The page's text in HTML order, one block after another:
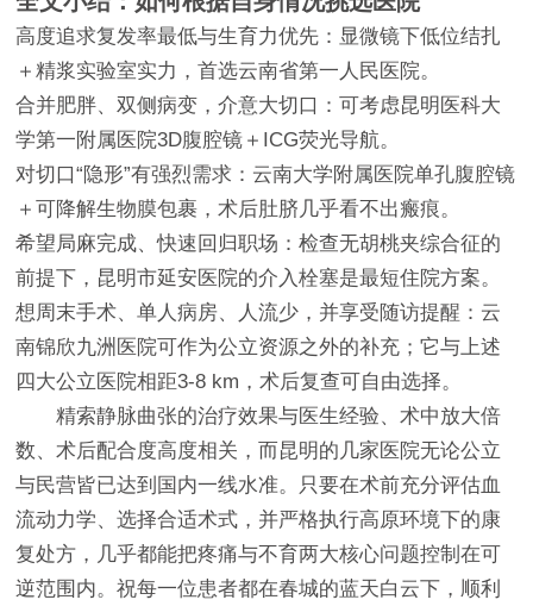
高度追求复发率最低与生育力优先：显微镜下低位结扎
＋精浆实验室实力，首选云南省第一人民医院。
合并肥胖、双侧病变，介意大切口：可考虑昆明医科大
学第一附属医院3D腹腔镜＋ICG荧光导航。
对切口“隐形”有强烈需求：云南大学附属医院单孔腹腔镜
＋可降解生物膜包裹，术后肚脐几乎看不出瘢痕。
希望局麻完成、快速回归职场：检查无胡桃夹综合征的
前提下，昆明市延安医院的介入栓塞是最短住院方案。
想周末手术、单人病房、人流少，并享受随访提醒：云
南锦欣九洲医院可作为公立资源之外的补充；它与上述
四大公立医院相距3-8 km，术后复查可自由选择。
精索静脉曲张的治疗效果与医生经验、术中放大倍
数、术后配合度高度相关，而昆明的几家医院无论公立
与民营皆已达到国内一线水准。只要在术前充分评估血
流动力学、选择合适术式，并严格执行高原环境下的康
复处方，几乎都能把疼痛与不育两大核心问题控制在可
逆范围内。祝每一位患者都在春城的蓝天白云下，顺利